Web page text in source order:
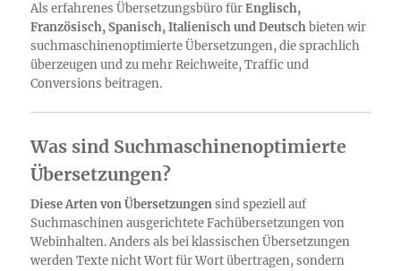
Als erfahrenes Übersetzungsbüro fürEnglisch,
Französisch, Spanisch, Italienisch und Deutschbieten wir
suchmaschinenoptimierte Übersetzungen, die sprachlich
überzeugen und zu mehr Reichweite, Traffic und
Conversions beitragen.
Was sind Suchmaschinenoptimierte
Übersetzungen?
Diese Arten von Übersetzungensind speziell auf
Suchmaschinen ausgerichtete Fachübersetzungen von
Webinhalten. Anders als bei klassischen Übersetzungen
werden Texte nicht Wort für Wort übertragen, sondern